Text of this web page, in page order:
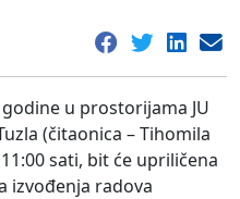
u prostorijama JU
(čitaonica – Tihomila
sati, bit će upriličena
izvođenja radova